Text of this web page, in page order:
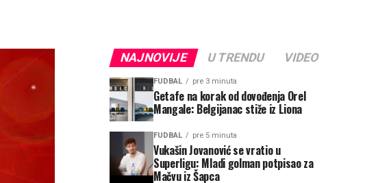
NAJNOVIJE U TRENDU VIDEO
FUDBAL pre 3 minuta
Getafe na korak od dovođenja Orel
Mangale: Belgijanac stiže iz Liona
FUDBAL pre 5 minuta
Vukašin Jovanović se vratio u
Superligu: Mladi golman potpisao za
Mačvu iz Šapca